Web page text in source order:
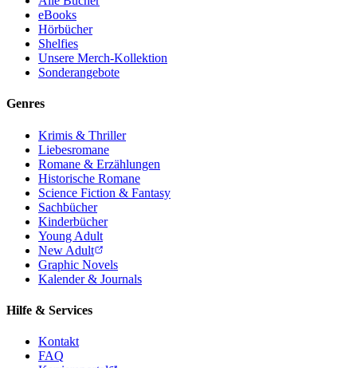
eBooks
Hörbücher
Shelfies
Unsere Merch-Kollektion
Sonderangebote
Genres
Krimis & Thriller
Liebesromane
Romane & Erzählungen
Historische Romane
Science Fiction & Fantasy
Sachbücher
Kinderbücher
Young Adult
New Adult
Graphic Novels
Kalender & Journals
Hilfe & Services
Kontakt
FAQ